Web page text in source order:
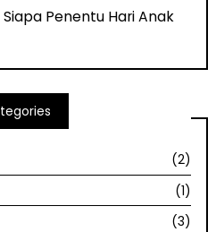
Penentu Hari Anak
(2)
(1)
(3)